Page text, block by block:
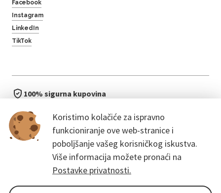
Koristimo kolačiće za ispravno
funkcioniranje ove web-stranice i
poboljšanje vašeg korisničkog iskustva.
Više informacija možete pronaći na
Postavke privatnosti.
Facebook
Instagram
LinkedIn
TikTok
100% sigurna kupovina
bez čekanja u redu